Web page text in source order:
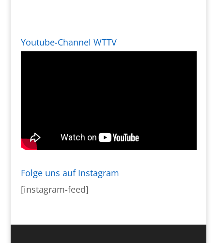
Youtube-Channel WTTV
Folge uns auf Instagram
[instagram-feed]